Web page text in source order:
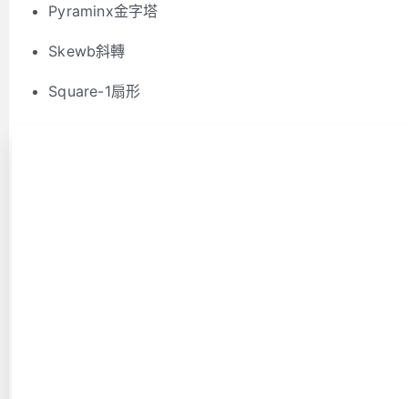
Pyraminx金字塔
Skewb斜轉
Square-1扇形